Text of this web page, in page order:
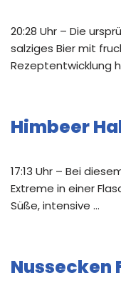
20:28 Uhr – Die
salziges Bier mit
Rezeptentwicklung
Himbeer
17:13 Uhr – Bei
Extreme in einer
Süße, intensive …
Nussecken